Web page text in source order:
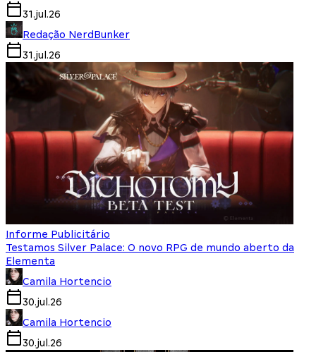
31.jul.26
Redação NerdBunker
31.jul.26
Informe Publicitário
Testamos Silver Palace: O novo RPG de mundo aberto da
Elementa
Camila Hortencio
30.jul.26
Camila Hortencio
30.jul.26